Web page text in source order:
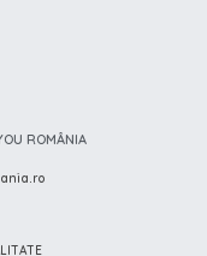
ROMÂNIA